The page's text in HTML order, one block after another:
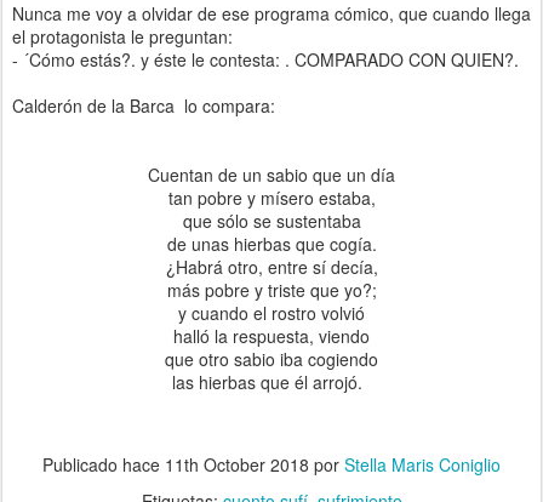
Nunca me voy a olvidar de ese programa cómico, que cuando llega
el protagonista le preguntan:
- ´Cómo estás?. y éste le contesta: . COMPARADO CON QUIEN?.
Calderón de la Barca lo compara:
Cuentan de un sabio que un día
tan pobre y mísero estaba,
que sólo se sustentaba
de unas hierbas que cogía.
¿Habrá otro, entre sí decía,
más pobre y triste que yo?;
y cuando el rostro volvió
halló la respuesta, viendo
que otro sabio iba cogiendo
las hierbas que él arrojó.
Publicado hace 11th October 2018 por Stella Maris Coniglio